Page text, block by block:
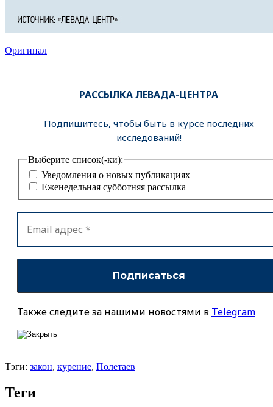
Оригинал
РАССЫЛКА ЛЕВАДА-ЦЕНТРА
Подпишитесь, чтобы быть в курсе последних
исследований!
Выберите список(-ки):
Уведомления о новых публикациях
Еженедельная субботняя рассылка
Также следите за нашими новостями в Telegram
Тэги: закон, курение, Полетаев
Теги